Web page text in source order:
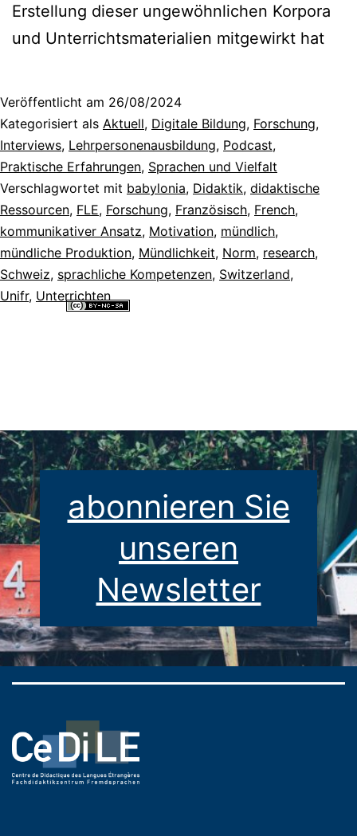
Erstellung dieser ungewöhnlichen Korpora
und Unterrichtsmaterialien mitgewirkt hat
Veröffentlicht am 26/08/2024
Kategorisiert als Aktuell, Digitale Bildung, Forschung,
Interviews, Lehrpersonenausbildung, Podcast,
Praktische Erfahrungen, Sprachen und Vielfalt
Verschlagwortet mit babylonia, Didaktik, didaktische
Ressourcen, FLE, Forschung, Französisch, French,
kommunikativer Ansatz, Motivation, mündlich,
mündliche Produktion, Mündlichkeit, Norm, research,
Schweiz, sprachliche Kompetenzen, Switzerland,
Unifr, Unterrichten
abonnieren Sie
unseren
Newsletter